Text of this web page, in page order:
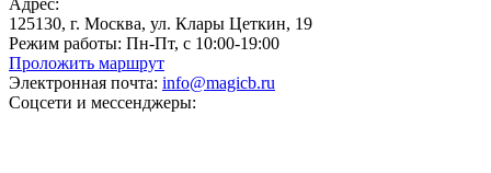
Адрес:
125130, г. Москва, ул. Клары Цеткин, 19
Режим работы: Пн-Пт, с 10:00-19:00
Проложить маршрут
Электронная почта: info@magicb.ru
Соцсети и мессенджеры: